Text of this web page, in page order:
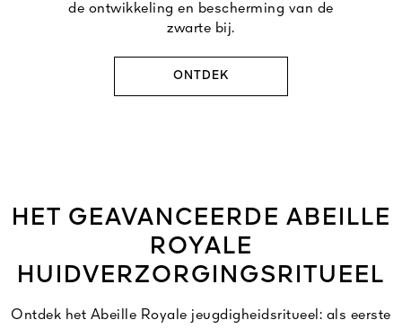
de ontwikkeling en bescherming van de
zwarte bij.
ONTDEK
HET GEAVANCEERDE ABEILLE
ROYALE
HUIDVERZORGINGSRITUEEL
Ontdek het Abeille Royale jeugdigheidsritueel: als eerste